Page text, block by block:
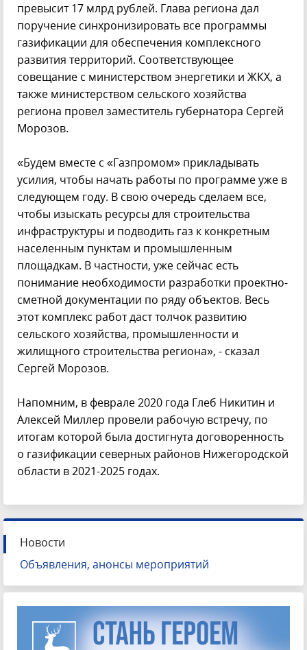
превысит 17 млрд рублей. Глава региона дал
поручение синхронизировать все программы
газификации для обеспечения комплексного
развития территорий. Соответствующее
совещание с министерством энергетики и ЖКХ, а
также министерством сельского хозяйства
региона провел заместитель губернатора Сергей
Морозов.
«Будем вместе с «Газпромом» прикладывать
усилия, чтобы начать работы по программе уже в
следующем году. В свою очередь сделаем все,
чтобы изыскать ресурсы для строительства
инфраструктуры и подводить газ к конкретным
населенным пунктам и промышленным
площадкам. В частности, уже сейчас есть
понимание необходимости разработки проектно-
сметной документации по ряду объектов. Весь
этот комплекс работ даст толчок развитию
сельского хозяйства, промышленности и
жилищного строительства региона», - сказал
Сергей Морозов.
Напомним, в феврале 2020 года Глеб Никитин и
Алексей Миллер провели рабочую встречу, по
итогам которой была достигнута договоренность
о газификации северных районов Нижегородской
области в 2021-2025 годах.
Новости
Объявления, анонсы мероприятий